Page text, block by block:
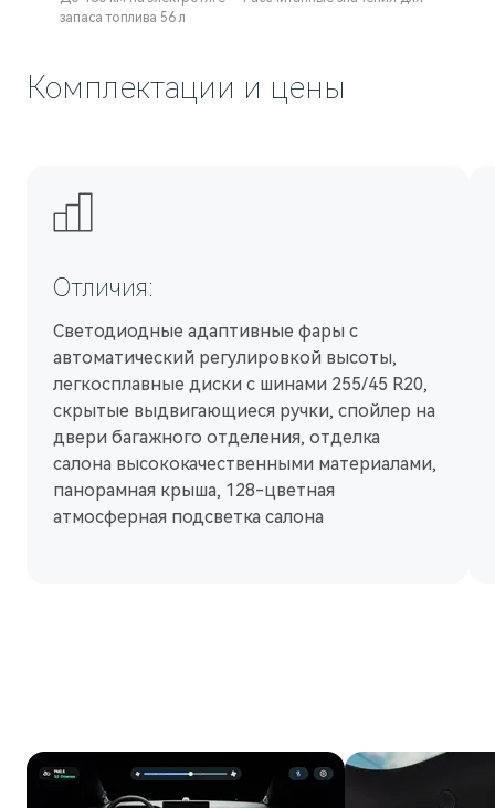
запаса топлива 56 л
Комплектации и цены
Отличия:
Светодиодные адаптивные фары с
автоматический регулировкой высоты,
легкосплавные диски с шинами 255/45 R20,
скрытые выдвигающиеся ручки, спойлер на
двери багажного отделения, отделка
салона высококачественными материалами,
панорамная крыша, 128-цветная
атмосферная подсветка салона